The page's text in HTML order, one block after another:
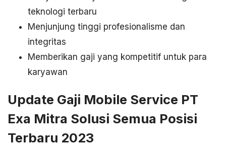
teknologi terbaru
Menjunjung tinggi profesionalisme dan
integritas
Memberikan gaji yang kompetitif untuk para
karyawan
Update Gaji Mobile Service PT
Exa Mitra Solusi Semua Posisi
Terbaru 2023